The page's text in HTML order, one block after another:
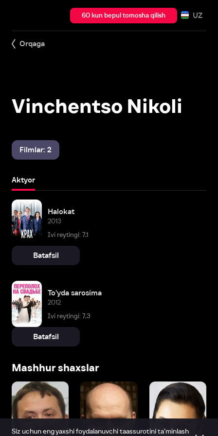
60 kun bepul tomosha qilish UZ
Orqaga
Vinchentso Nikoli
Filmlar: 2
Aktyor
Halokat
2013
Ivi reytingi: 7,1
Batafsil
To'yda sarosima
2012
Ivi reytingi: 7,3
Batafsil
Mashhur shaxslar
Siz uchun eng yaxshi foydalanuvchi taassurotini ta’minlash